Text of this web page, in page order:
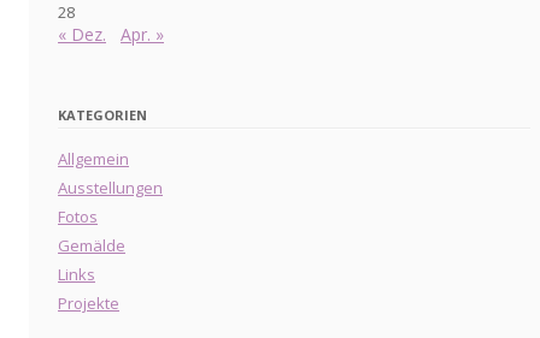
28
« Dez. Apr. »
KATEGORIEN
Allgemein
Ausstellungen
Fotos
Gemälde
Links
Projekte